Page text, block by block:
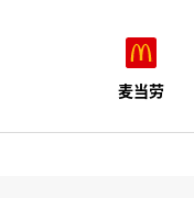
麦当劳